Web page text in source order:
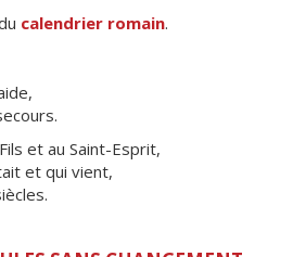
calendrier romain.
et au Saint-Esprit,
et qui vient,